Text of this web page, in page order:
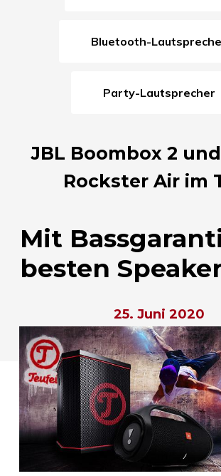
Bluetooth-
Party-Lautsprecher
JBL Boombox 2
Rockster Air im
Mit
besten
25. Juni 2020